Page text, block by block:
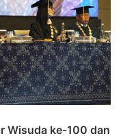
Wisuda ke-100 dan